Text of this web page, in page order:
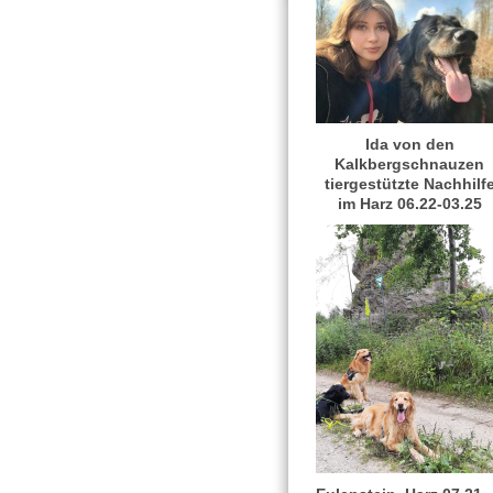
Ida von den
Kalkbergschnauzen
tiergestützte
im Harz 06.22-03.25